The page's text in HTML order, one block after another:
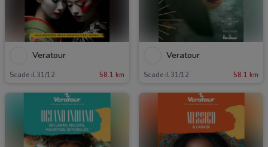
Veratour
Scade il 31/12 58.1 km
Veratour
Scade il 31/12 58.1 km